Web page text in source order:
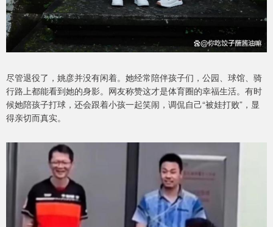
尽管退役了，姚彦并没有闲着。她经常陪伴孩子们，公园、球馆、骑
行路上都能看到她的身影。网友称赞这才是体育圈的幸福生活。有时
候她陪孩子打球，还会跟着小孩一起笑闹，调侃自己“被娃打败”，显
得亲切而真实。